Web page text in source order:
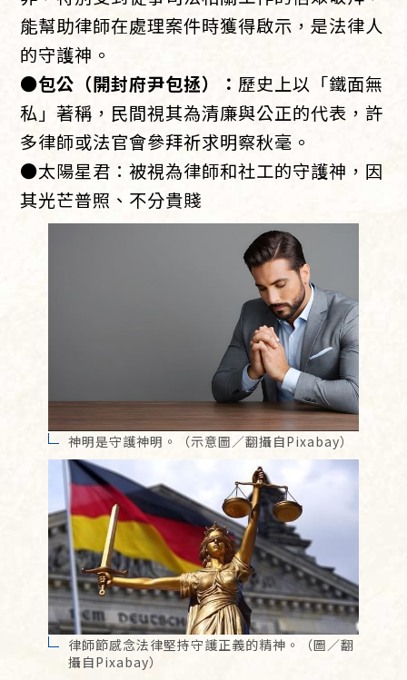
能幫助律師在處理案件時獲得啟示，是法律人
的守護神。
●包公（開封府尹包拯）： 歷史上以「鐵面無
私」著稱，民間視其為清廉與公正的代表，許
多律師或法官會參拜祈求明察秋毫。
●太陽星君：被視為律師和社工的守護神，因
其光芒普照、不分貴賤
神明是守護神明。（示意圖／翻攝自Pixabay）
律師節感念法律堅持守護正義的精神。（圖／翻
攝自Pixabay）